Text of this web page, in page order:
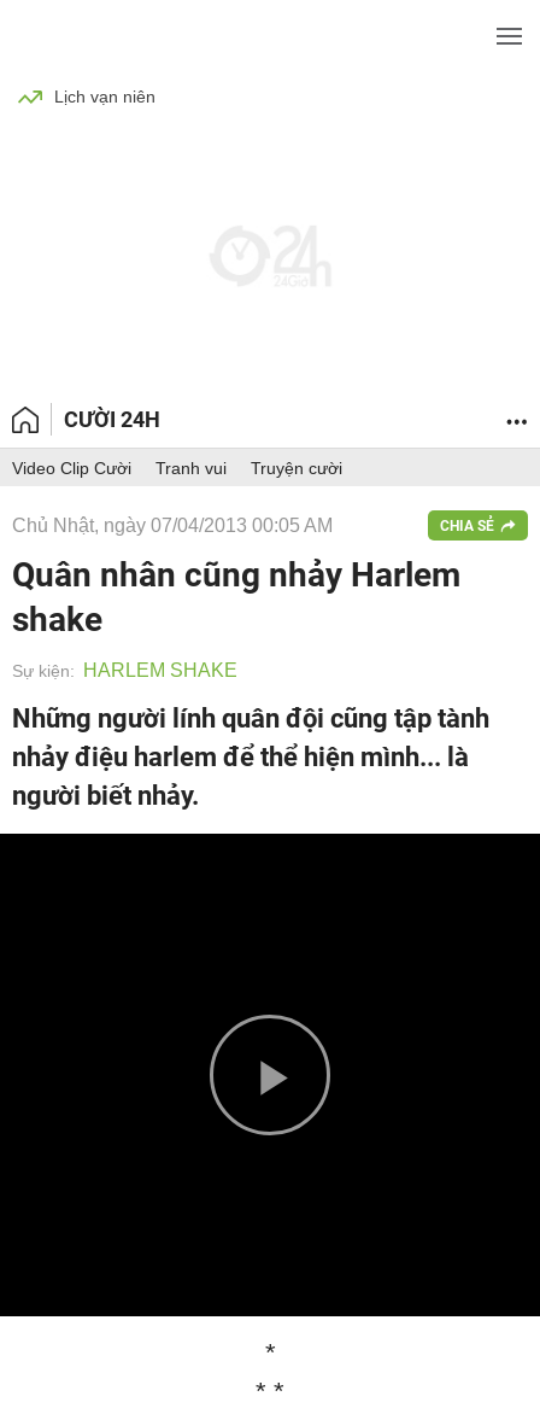
Lịch vạn niên
CƯỜI 24H
Video Clip Cười Tranh vui Truyện cười
Chủ Nhật, ngày 07/04/2013 00:05 AM CHIA SẺ
Quân nhân cũng nhảy Harlem
shake
Sự kiện: HARLEM SHAKE
Những người lính quân đội cũng tập tành
nhảy điệu harlem để thể hiện mình... là
người biết nhảy.
Play
*
* *